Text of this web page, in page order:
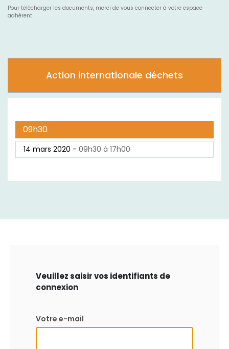
Pour télécharger les documents, merci de vous connecter à votre espace
adhérent
Action internationale déchets
09h30
14 mars 2020 - 09h30 à 17h00
Veuillez saisir vos identifiants de
connexion
Votre e-mail